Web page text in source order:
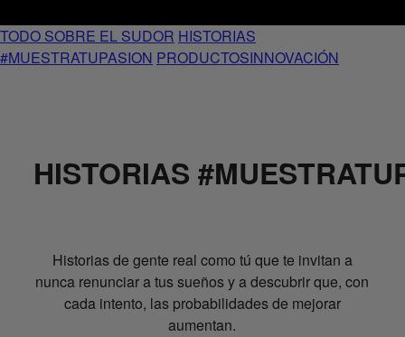
TODO SOBRE EL SUDOR HISTORIAS
#MUESTRATUPASION PRODUCTOSINNOVACIÓN
HISTORIAS
Historias de gente real como tú que te invitan a
nunca renunciar a tus sueños y a descubrir que, con
cada intento, las probabilidades de mejorar
aumentan.